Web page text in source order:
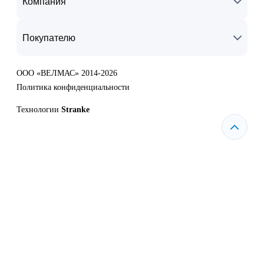
Покупателю
ООО «ВЕЛМАС» 2014-2026
Политика конфиденциальности
Технологии Stranke